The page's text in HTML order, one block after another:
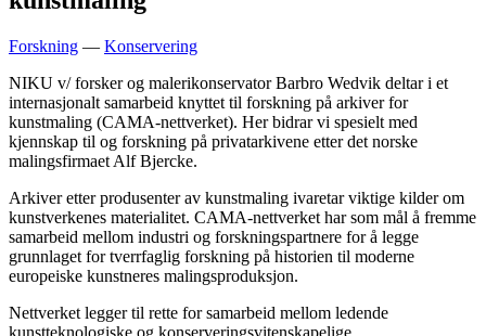
Forskning — Konservering
NIKU v/ forsker og malerikonservator Barbro Wedvik deltar i et
internasjonalt samarbeid knyttet til forskning på arkiver for
kunstmaling (CAMA-nettverket). Her bidrar vi spesielt med
kjennskap til og forskning på privatarkivene etter det norske
malingsfirmaet Alf Bjercke.
Arkiver etter produsenter av kunstmaling ivaretar viktige kilder om
kunstverkenes materialitet. CAMA-nettverket har som mål å fremme
samarbeid mellom industri og forskningspartnere for å legge
grunnlaget for tverrfaglig forskning på historien til moderne
europeiske kunstneres malingsproduksjon.
Nettverket legger til rette for samarbeid mellom ledende
kunstteknologiske og konserveringsvitenskapelige